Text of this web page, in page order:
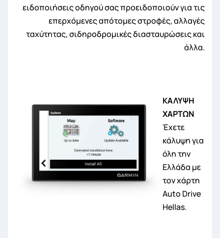
ειδοποιήσεις οδηγού σας προειδοποιούν για τις
επερχόμενες απότομες στροφές, αλλαγές
ταχύτητας, σιδηροδρομικές διασταυρώσεις και
άλλα.
ΚΑΛΥΨΗ
ΧΑΡΤΩΝ
Έχετε
κάλυψη για
όλη την
Ελλάδα με
τον χάρτη
Auto Drive
Hellas.